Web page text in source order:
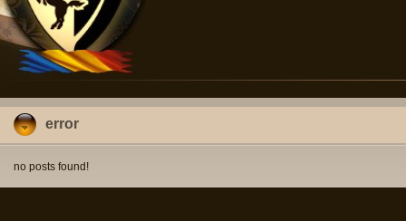
error
no posts found!